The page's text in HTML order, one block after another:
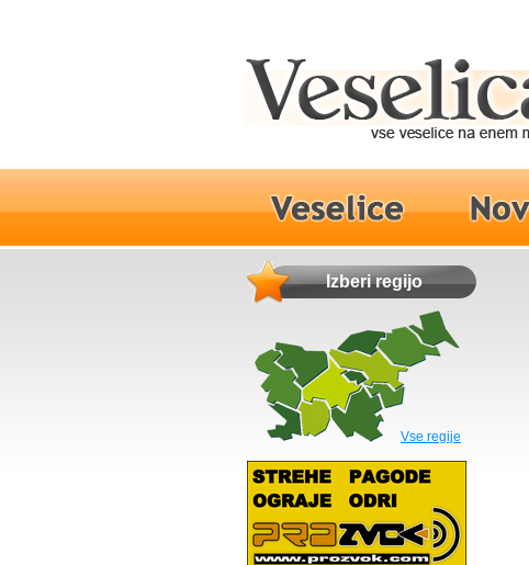
Izberi regijo
Vse regije